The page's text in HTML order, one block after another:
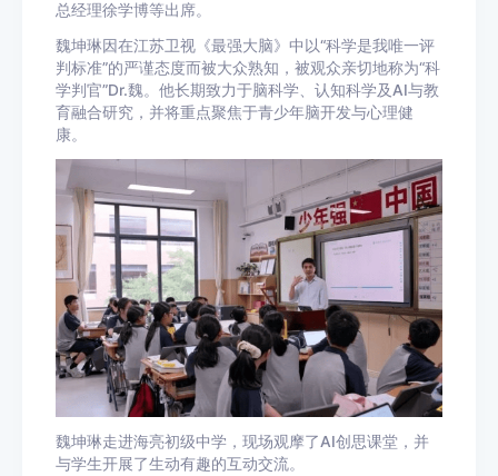
总经理徐学博等出席。
魏坤琳因在江苏卫视 《最强大脑》 中以“科学是我唯一评
判标准”的严谨态度而被大众熟知，被观众亲切地称为“科
学判官”Dr.魏。 他长期致力于脑科学、认知科学及AI与教
育融合研究，并将重点聚焦于青少年脑开发与心理健
康。
魏坤琳走进海亮初级中学，现场观摩了AI创思课堂，并
与学生开展了生动有趣的互动交流。